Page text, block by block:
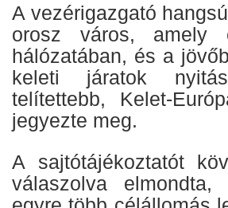
A vezérigazgató
orosz város,
hálózatában, és a
keleti járatok
telítettebb, Kelet-
jegyezte meg.
A sajtótájékoztatót
válaszolva elmondta,